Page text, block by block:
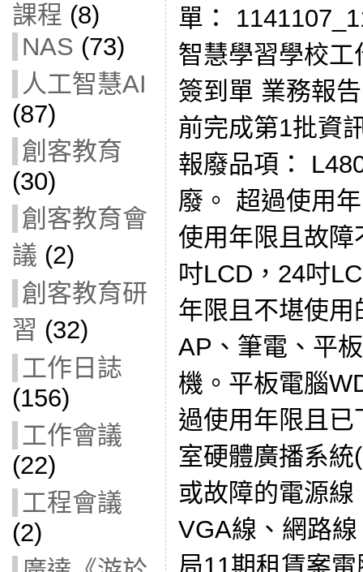
課程 (8)
NAS (73)
人工智慧AI
(87)
創客教育
(30)
創客教育會
議 (2)
創客教育研
習 (32)
工作日誌
(156)
工作會議
(22)
工程會議
(2)
單：
智慧學習學校
簽到單 業務報
前完成第1批資
報廢品項：
廢。 超過使用
使用年限且故障
吋LCD，24吋
年限且不堪使
AP、筆電、平
機。平板電腦
過使用年限且
室硬體廣播系
或故障的電源
VGA線、網路
局11期租賃案